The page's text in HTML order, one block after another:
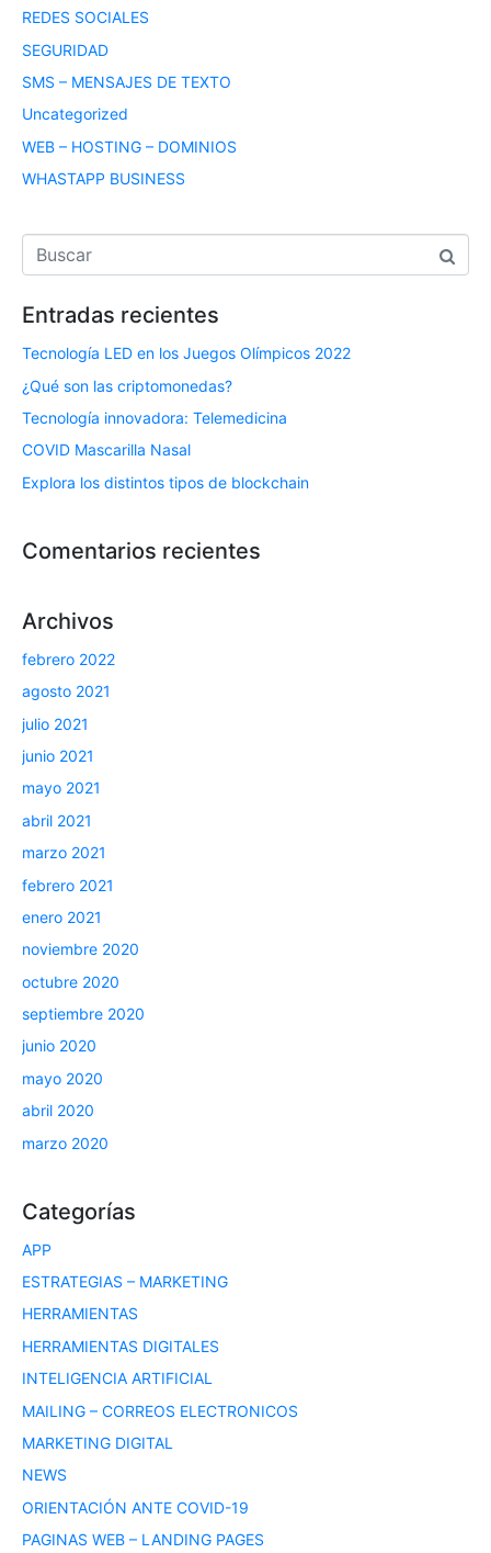
REDES SOCIALES
SEGURIDAD
SMS – MENSAJES DE TEXTO
Uncategorized
WEB – HOSTING – DOMINIOS
WHASTAPP BUSINESS
Entradas recientes
Tecnología LED en los Juegos Olímpicos 2022
¿Qué son las criptomonedas?
Tecnología innovadora: Telemedicina
COVID Mascarilla Nasal
Explora los distintos tipos de blockchain
Comentarios recientes
Archivos
febrero 2022
agosto 2021
julio 2021
junio 2021
mayo 2021
abril 2021
marzo 2021
febrero 2021
enero 2021
noviembre 2020
octubre 2020
septiembre 2020
junio 2020
mayo 2020
abril 2020
marzo 2020
Categorías
APP
ESTRATEGIAS – MARKETING
HERRAMIENTAS
HERRAMIENTAS DIGITALES
INTELIGENCIA ARTIFICIAL
MAILING – CORREOS ELECTRONICOS
MARKETING DIGITAL
NEWS
ORIENTACIÓN ANTE COVID-19
PAGINAS WEB – LANDING PAGES